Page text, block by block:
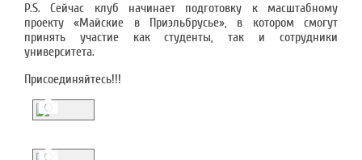
P.S. Сейчас клуб начинает подготовку к масштабному
проекту «Майские в Приэльбрусье», в котором смогут
принять участие как студенты, так и сотрудники
университета.
Присоединяйтесь!!!